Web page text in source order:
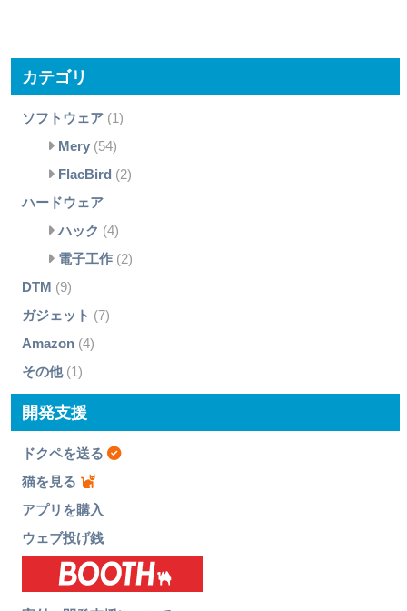
カテゴリ
ソフトウェア(1)
Mery(54)
FlacBird (2)
ハードウェア
ハック (4)
電子工作(2)
DTM (9)
ガジェット (7)
Amazon(4)
その他(1)
開発支援
ドクペを送る
猫を見る
アプリを購入
ウェブ投げ銭